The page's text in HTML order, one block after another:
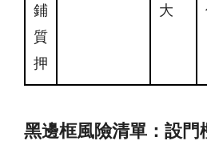
鋪
質
押
大
黑邊框風險清單：設